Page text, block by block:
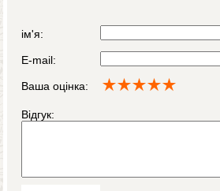
ім'я:
E-mail:
Ваша оцінка:
Відгук: